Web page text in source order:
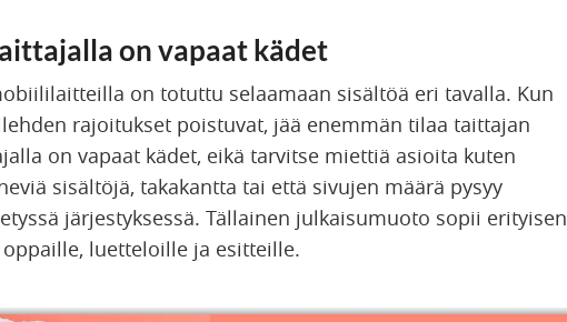
on vapaat kädet
on totuttu selaamaan sisältöä eri tavalla. Kun
rajoitukset poistuvat, jää enemmän tilaa taittajan
on vapaat kädet, eikä tarvitse miettiä asioita kuten
sisältöjä, takakantta tai että sivujen määrä pysyy
järjestyksessä. Tällainen julkaisumuoto sopii erityisen
luetteloille ja esitteille.